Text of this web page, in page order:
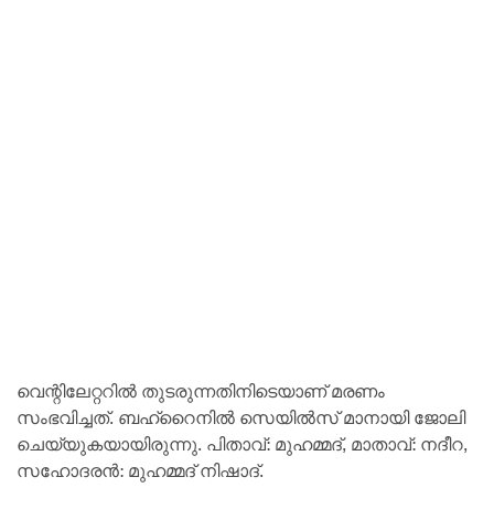
വെന്റിലേറ്ററില്‍ തുടരുന്നതിനിടെയാണ് മരണം
സംഭവിച്ചത്. ബഹ്‌റൈനില്‍ സെയില്‍സ് മാനായി ജോലി
ചെയ്യുകയായിരുന്നു. പിതാവ്: മുഹമ്മദ്, മാതാവ്: നദീറ,
സഹോദരന്‍: മുഹമ്മദ് നിഷാദ്.